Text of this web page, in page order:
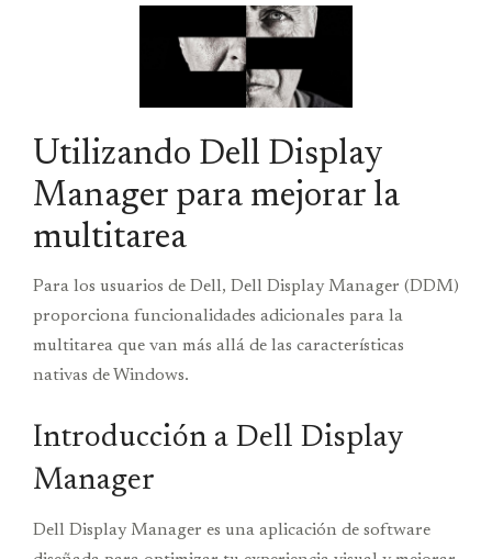
Utilizando Dell Display
Manager para mejorar la
multitarea
Para los usuarios de Dell, Dell Display Manager (DDM)
proporciona funcionalidades adicionales para la
multitarea que van más allá de las características
nativas de Windows.
Introducción a Dell Display
Manager
Dell Display Manager es una aplicación de software